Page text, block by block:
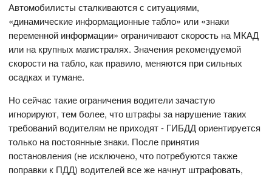
Автомобилисты сталкиваются с ситуациями,
«динамические информационные табло» или «знаки
переменной информации» ограничивают скорость на МКАД
или на крупных магистралях. Значения рекомендуемой
скорости на табло, как правило, меняются при сильных
осадках и тумане.
Но сейчас такие ограничения водители зачастую
игнорируют, тем более, что штрафы за нарушение таких
требований водителям не приходят - ГИБДД ориентируется
только на постоянные знаки. После принятия
постановления (не исключено, что потребуются также
поправки к ПДД) водителей все же начнут штрафовать,